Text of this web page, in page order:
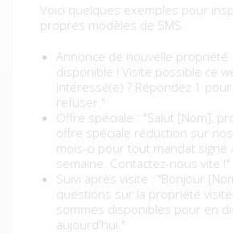
Voici quelques exemples pour
propres modèles de SMS :
Annonce de nouvelle propriété
disponible ! Visite possible ce
Intéressé(e) ? Répondez 1
refuser."
Offre spéciale : "Salut [Nom],
offre spéciale réduction sur
mois-ci pour tout mandat signé
semaine. Contactez-nous vite !"
Suivi après visite : "Bonjour
questions sur la propriété
sommes disponibles pour en
aujourd'hui."